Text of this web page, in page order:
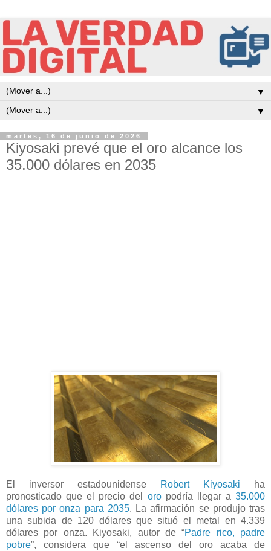
▼
▼
martes, 16 de junio de 2026
Kiyosaki prevé que el oro alcance los
35.000 dólares en 2035
El inversor estadounidense Robert Kiyosaki ha
pronosticado que el precio del oropodría llegar a35.000
dólares por onza para 2035. La afirmación se produjo tras
una subida de 120 dólares que situó el metal en 4.339
dólares por onza. Kiyosaki, autor de “Padre rico, padre
pobre”, considera que “el ascenso del oro acaba de